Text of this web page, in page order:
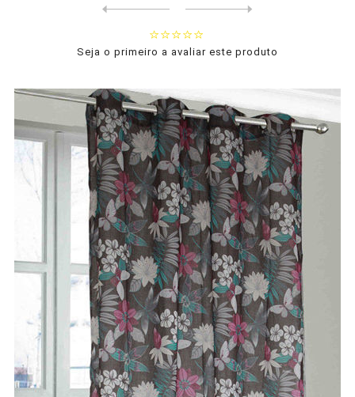
Seja o primeiro a avaliar este produto